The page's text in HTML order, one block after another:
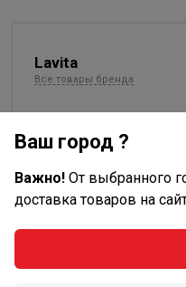
Lavita
Все товары бренда
Характеристики
Основные
Длина в упаковке, см.
Ваш город ?
Важно! От выбранного
доставка товаров на